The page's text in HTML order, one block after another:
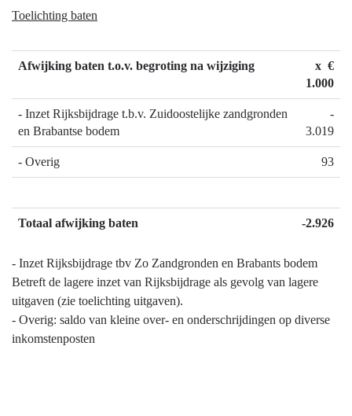
Toelichting baten
Afwijking baten t.o.v. begroting na wijziging
x €
1.000
- Inzet Rijksbijdrage t.b.v. Zuidoostelijke zandgronden
en Brabantse bodem
-
3.019
- Overig 93
Totaal afwijking baten -2.926
- Inzet Rijksbijdrage tbv Zo Zandgronden en Brabants bodem
Betreft de lagere inzet van Rijksbijdrage als gevolg van lagere
uitgaven (zie toelichting uitgaven).
- Overig: saldo van kleine over- en onderschrijdingen op diverse
inkomstenposten